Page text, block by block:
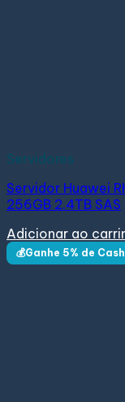
Servidores
Servidor Huawei
256GB 2.4TB SAS
Adicionar ao
💰Ganhe 5% de